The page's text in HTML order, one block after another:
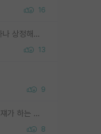
16
ML 대부분이 골드 스탠다드 하나 상정해놓고 (벤치마크 데이터셋이 여러 개면 여러 개 상정) 그거 얼마나 잘 맞추나 싸움임 가끔 번뜩이는 설계 철학을 보여주는 논문들도 있지만 대부분 그거 성적 얼마나 더 올리느라에 혈안이 되어 있는 측면이 잇음
13
9
open ai가 ai대장아님? 그럼 쟤가 하는 말이 다 맞겠네
8